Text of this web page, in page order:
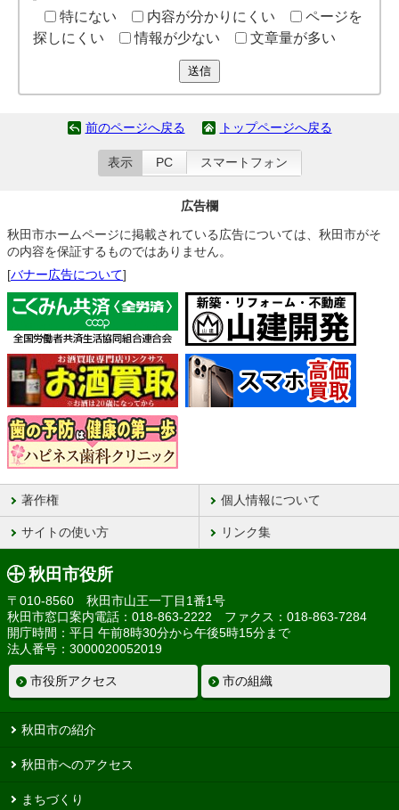
特にない
内容が分かりにくい
ページを
探しにくい
情報が少ない 文章量が多い
送信
前のページへ戻る トップページへ戻る
表示 PC スマートフォン
広告欄
秋田市ホームページに掲載されている広告については、秋田市がそ
の内容を保証するものではありません。
[バナー広告について]
著作権 個人情報について
サイトの使い方 リンク集
秋田市役所
〒010-8560 秋田市山王一丁目1番1号
秋田市窓口案内電話：018-863-2222 ファクス：018-863-7284
開庁時間：平日 午前8時30分から午後5時15分まで
法人番号：3000020052019
市役所アクセス 市の組織
秋田市の紹介
秋田市へのアクセス
まちづくり